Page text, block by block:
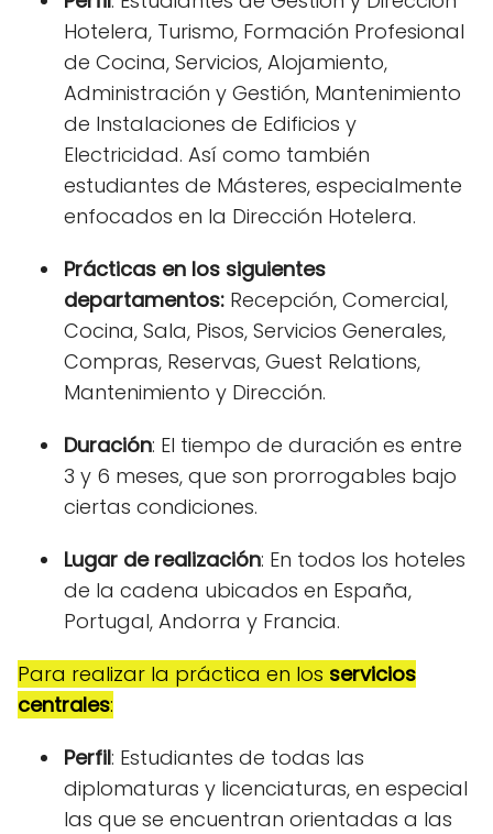
Hotelera, Turismo, Formación Profesional
de Cocina, Servicios, Alojamiento,
Administración y Gestión, Mantenimiento
de Instalaciones de Edificios y
Electricidad. Así como también
estudiantes de Másteres, especialmente
enfocados en la Dirección Hotelera.
Prácticas en los siguientes
departamentos: Recepción, Comercial,
Cocina, Sala, Pisos, Servicios Generales,
Compras, Reservas, Guest Relations,
Mantenimiento y Dirección.
Duración: El tiempo de duración es entre
3 y 6 meses, que son prorrogables bajo
ciertas condiciones.
Lugar de realización: En todos los hoteles
de la cadena ubicados en España,
Portugal, Andorra y Francia.
Para realizar la práctica en los servicios
centrales:
Perfil: Estudiantes de todas las
diplomaturas y licenciaturas, en especial
las que se encuentran orientadas a las